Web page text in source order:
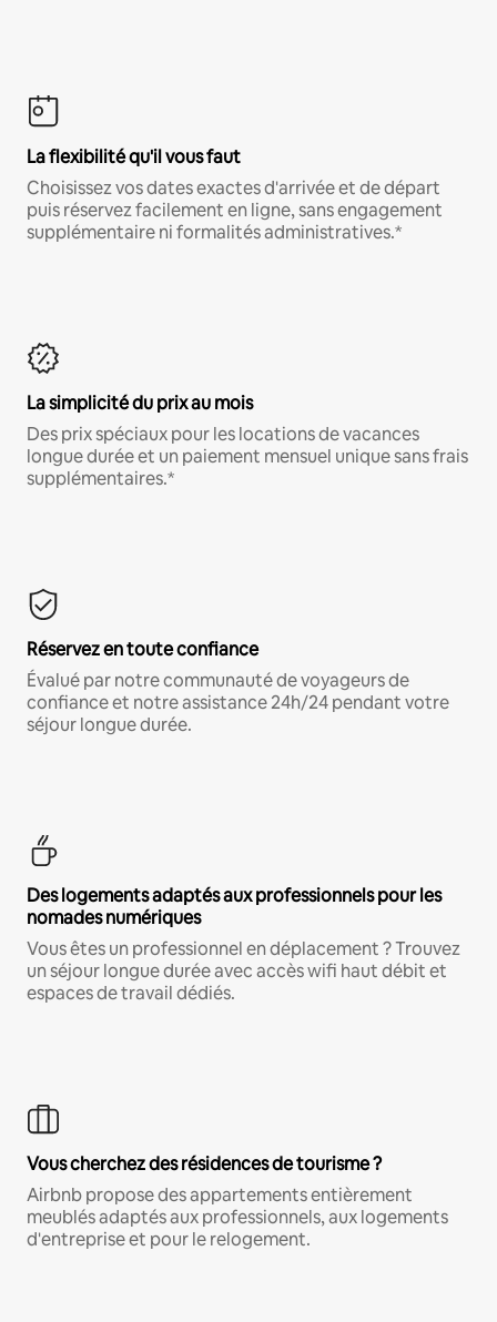
La flexibilité qu'il vous faut
Choisissez vos dates exactes d'arrivée et de départ
puis réservez facilement en ligne, sans engagement
supplémentaire ni formalités administratives.*
La simplicité du prix au mois
Des prix spéciaux pour les locations de vacances
longue durée et un paiement mensuel unique sans frais
supplémentaires.*
Réservez en toute confiance
Évalué par notre communauté de voyageurs de
confiance et notre assistance 24h/24 pendant votre
séjour longue durée.
Des logements adaptés aux professionnels pour les
nomades numériques
Vous êtes un professionnel en déplacement ? Trouvez
un séjour longue durée avec accès wifi haut débit et
espaces de travail dédiés.
Vous cherchez des résidences de tourisme ?
Airbnb propose des appartements entièrement
meublés adaptés aux professionnels, aux logements
d'entreprise et pour le relogement.